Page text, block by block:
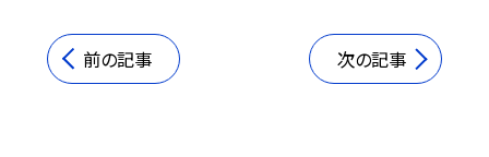
前の記事 次の記事